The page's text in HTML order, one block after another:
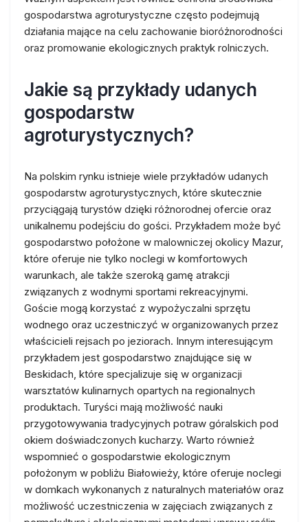
gospodarstwa agroturystyczne często podejmują
działania mające na celu zachowanie bioróżnorodności
oraz promowanie ekologicznych praktyk rolniczych.
Jakie są przykłady udanych
gospodarstw
agroturystycznych?
Na polskim rynku istnieje wiele przykładów udanych
gospodarstw agroturystycznych, które skutecznie
przyciągają turystów dzięki różnorodnej ofercie oraz
unikalnemu podejściu do gości. Przykładem może być
gospodarstwo położone w malowniczej okolicy Mazur,
które oferuje nie tylko noclegi w komfortowych
warunkach, ale także szeroką gamę atrakcji
związanych z wodnymi sportami rekreacyjnymi.
Goście mogą korzystać z wypożyczalni sprzętu
wodnego oraz uczestniczyć w organizowanych przez
właścicieli rejsach po jeziorach. Innym interesującym
przykładem jest gospodarstwo znajdujące się w
Beskidach, które specjalizuje się w organizacji
warsztatów kulinarnych opartych na regionalnych
produktach. Turyści mają możliwość nauki
przygotowywania tradycyjnych potraw góralskich pod
okiem doświadczonych kucharzy. Warto również
wspomnieć o gospodarstwie ekologicznym
położonym w pobliżu Białowieży, które oferuje noclegi
w domkach wykonanych z naturalnych materiałów oraz
możliwość uczestniczenia w zajęciach związanych z